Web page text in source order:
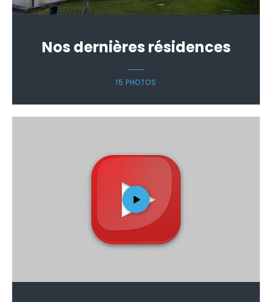
Nos dernières résidences
15 PHOTOS